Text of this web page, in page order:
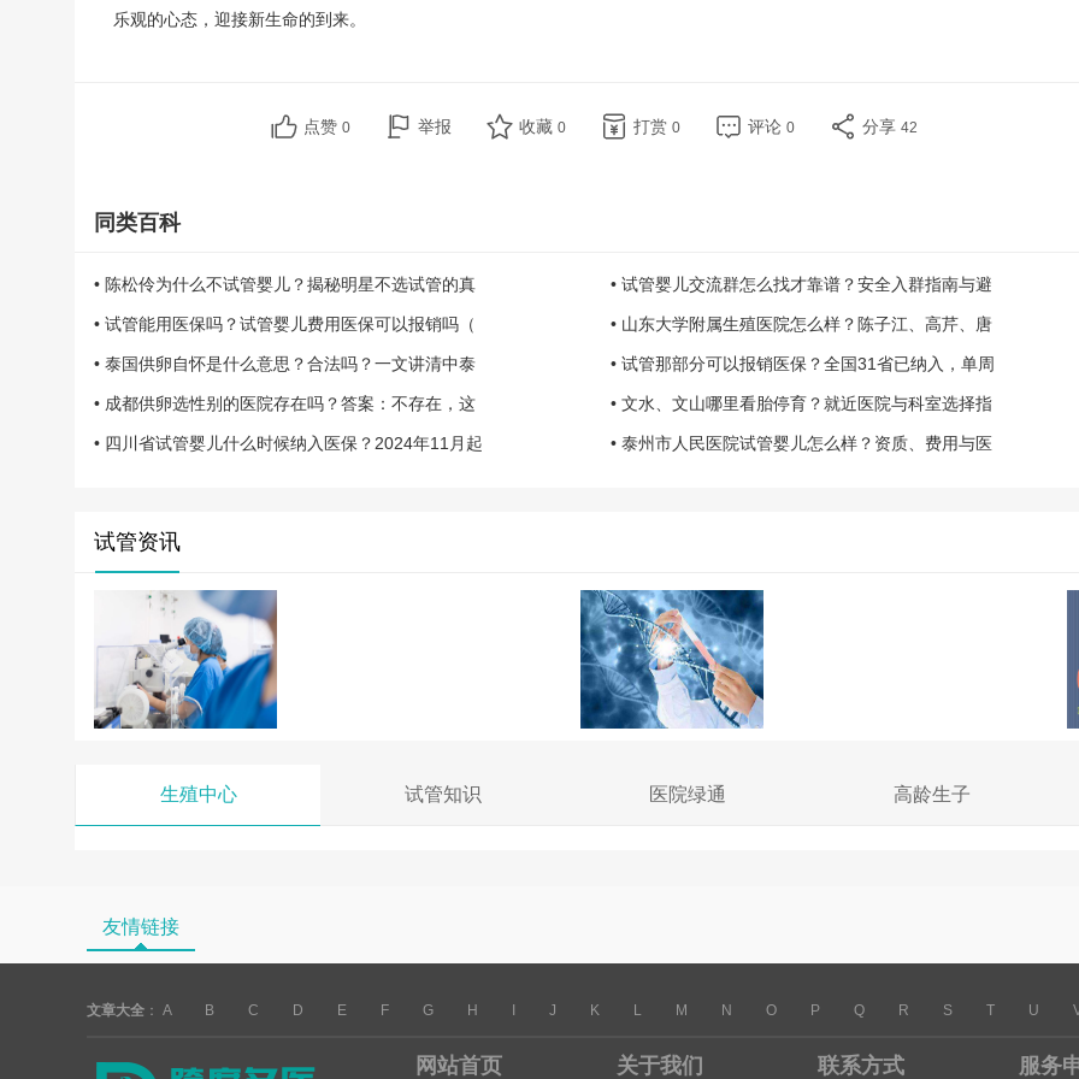
乐观的心态，迎接新生命的到来。
点赞 0 举报 收藏 0 打赏 0 评论 0 分享 42
同类百科
• 陈松伶为什么不试管婴儿？揭秘明星不选试管的真 • 试管婴儿交流群怎么找才靠谱？安全入群指南与避
• 试管能用医保吗？试管婴儿费用医保可以报销吗（ • 山东大学附属生殖医院怎么样？陈子江、高芹、唐
• 泰国供卵自怀是什么意思？合法吗？一文讲清中泰 • 试管那部分可以报销医保？全国31省已纳入，单周
• 成都供卵选性别的医院存在吗？答案：不存在，这 • 文水、文山哪里看胎停育？就近医院与科室选择指
• 四川省试管婴儿什么时候纳入医保？2024年11月起 • 泰州市人民医院试管婴儿怎么样？资质、费用与医
试管资讯
生殖中心 试管知识 医院绿通 高龄生子
友情链接
文章大全 ： A B C D E F G H J K L M N O P Q R S T U
网站首页 关于我们 联系方式 服务